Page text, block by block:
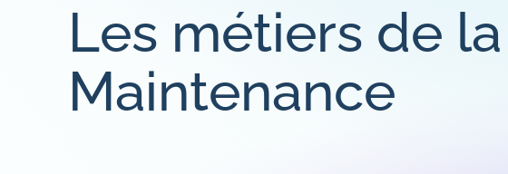
Les métiers de la
Maintenance